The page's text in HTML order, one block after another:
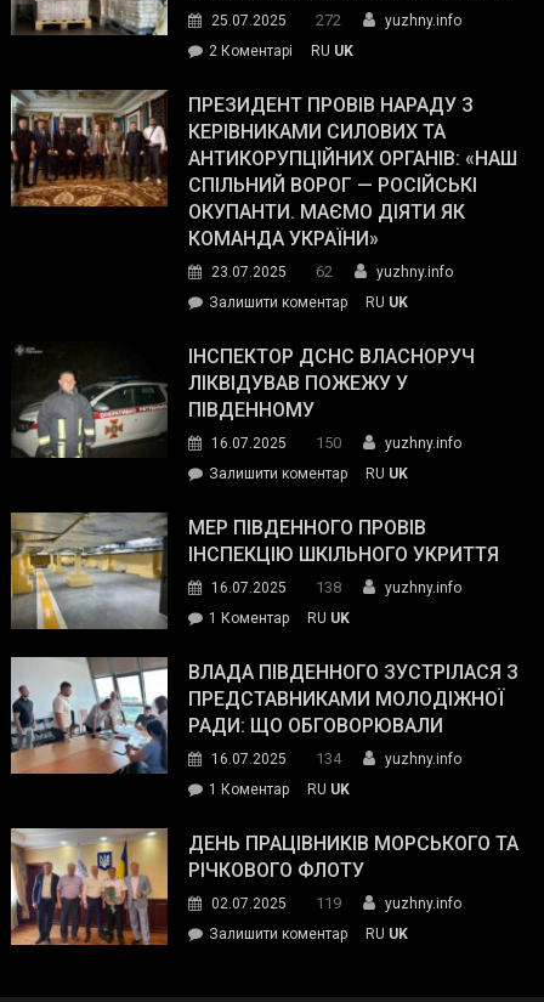
The
Street
Journal.
25.07.2025 272
yuzhny.info
2 Коментарі
Південному
працівникам
ОПЗ
з
матеріального
резерву
гуманітарну
допомогу
RU UK
ПРЕЗИДЕНТ ПРОВІВ НАРАДУ З
КЕРІВНИКАМИ СИЛОВИХ ТА
АНТИКОРУПЦІЙНИХ ОРГАНІВ: «НАШ
СПІЛЬНИЙ ВОРОГ — РОСІЙСЬКІ
ОКУПАНТИ. МАЄМО ДІЯТИ ЯК
КОМАНДА УКРАЇНИ»
23.07.2025 62
yuzhny.info
Залишити коментарon
провів
нараду
силових
та
органів:
«Наш
спільний
окупанти.
Маємо
діяти
команда
RU UK
ІНСПЕКТОР ДСНС ВЛАСНОРУЧ
ЛІКВІДУВАВ ПОЖЕЖУ У
ПІВДЕННОМУ
16.07.2025 150
yuzhny.info
Залишити коментарon
ДСНС
власноруч
пожежу
у
RU UK
МЕР ПІВДЕННОГО ПРОВІВ
ІНСПЕКЦІЮ ШКІЛЬНОГО УКРИТТЯ
16.07.2025 138
yuzhny.info
1 Коментардо
Південного
провів
інспекцію
укриття
RU UK
ВЛАДА ПІВДЕННОГО ЗУСТРІЛАСЯ З
ПРЕДСТАВНИКАМИ МОЛОДІЖНОЇ
РАДИ: ЩО ОБГОВОРЮВАЛИ
16.07.2025 134
yuzhny.info
1 Коментардо
Південного
зустрілася
представниками
молодіжної
RU UK
ДЕНЬ ПРАЦІВНИКІВ МОРСЬКОГО ТА
РІЧКОВОГО ФЛОТУ
02.07.2025 119
yuzhny.info
Залишити коментарon
RU UK